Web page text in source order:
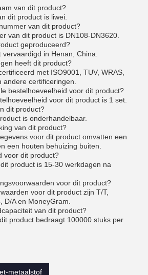
van dit product?
dit product is liwei.
van dit product?
van dit product is DN108-DN3620.
geproduceerd?
in Henan, China.
heeft dit product?
met ISO9001, TUV, WRAS,
andere certificeringen.
bestelhoeveelheid voor dit product?
voor dit product is 1 set.
dit product?
is onderhandelbaar.
van dit product?
voor dit product omvatten een
een houten behuizing buiten.
voor dit product?
product is 15-30 werkdagen na
voor dit product?
voor dit product zijn T/T,
D/A en MoneyGram.
van dit product?
product bedraagt 100000 stuks per
metaalstof